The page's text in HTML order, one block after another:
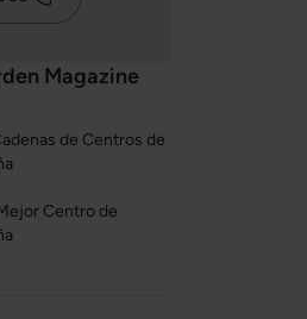
Magazine
de Centros de
Centro de